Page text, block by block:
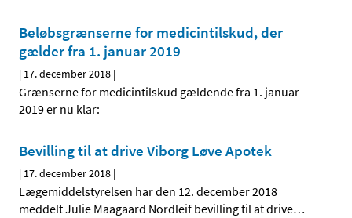
Beløbsgrænserne for medicintilskud, der
gælder fra 1. januar 2019
| 17. december 2018 |
Grænserne for medicintilskud gældende fra 1. januar
2019 er nu klar:
Bevilling til at drive Viborg Løve Apotek
| 17. december 2018 |
Lægemiddelstyrelsen har den 12. december 2018
meddelt Julie Maagaard Nordleif bevilling til at drive…